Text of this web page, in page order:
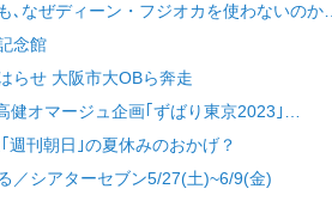
､なぜディーン・フジオカを使わないのか…
念館
らせ 大阪市大OBら奔走
オマージュ企画｢ずばり東京2023｣…
刊朝日｣の夏休みのおかげ？
／シアターセブン5/27(土)~6/9(金)